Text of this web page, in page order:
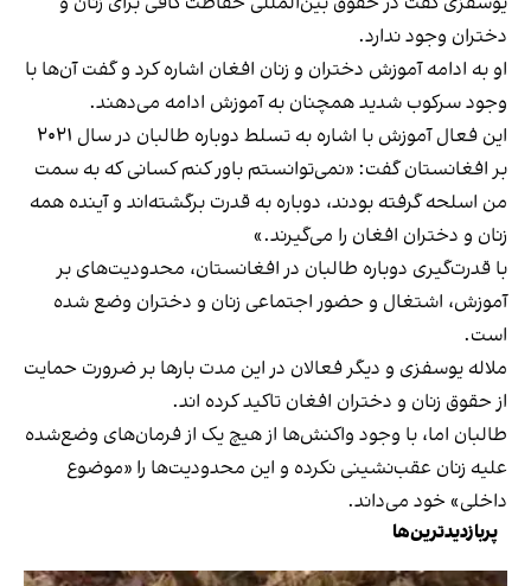
دختران وجود ندارد.
او به ادامه آموزش دختران و زنان افغان اشاره کرد و گفت آن‌ها با
وجود سرکوب شدید همچنان به آموزش ادامه می‌دهند.
این فعال آموزش با اشاره به تسلط دوباره طالبان در سال ۲۰۲۱
بر افغانستان گفت: «نمی‌توانستم باور کنم کسانی که به سمت
من اسلحه گرفته بودند، دوباره به قدرت برگشته‌اند و آینده همه
زنان و دختران افغان را می‌گیرند.»
با قدرت‌گیری دوباره طالبان در افغانستان، محدودیت‌های بر
آموزش، اشتغال و حضور اجتماعی زنان و دختران وضع شده
است.
ملاله یوسفزی و دیگر فعالان در این مدت بارها بر ضرورت حمایت
از حقوق زنان و دختران افغان تاکید کرده اند.
طالبان اما، با وجود واکنش‌ها از هیچ ‌یک از فرمان‌های وضع‌شده
علیه زنان عقب‌نشینی نکرده و این محدودیت‌ها را «موضوع
داخلی» خود می‌داند.
پربازدیدترین‌ها